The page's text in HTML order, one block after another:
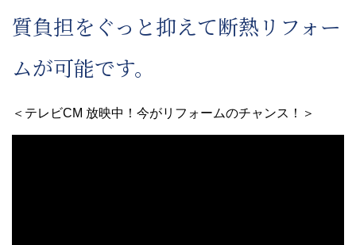
質負担をぐっと抑えて断熱リフォー
ムが可能です。
＜テレビCM 放映中！今がリフォームのチャンス！＞